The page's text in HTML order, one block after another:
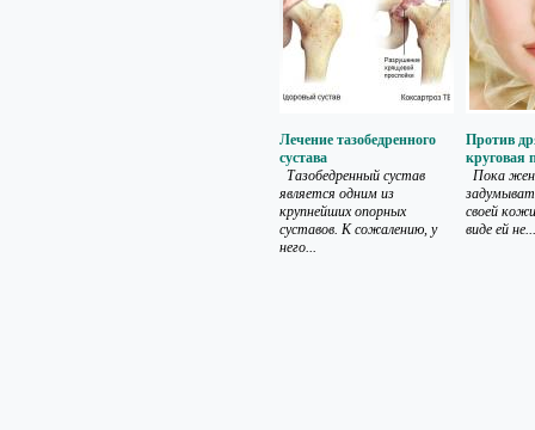
Лечение тазобедренного
сустава
Тазобедренный сустав
является одним из
крупнейших опорных
суставов. К сожалению, у
него...
Против
круговая
Пока
своей
виде ей не...